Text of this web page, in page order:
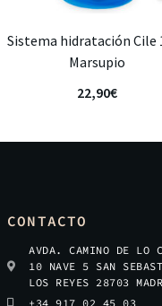
Sistema hidratación Cile
Marsupio
22,90€
CONTACTO
AVDA. CAMINO DE LO
10 NAVE 5 SAN
LOS REYES 28703
+34 917 02 45 03